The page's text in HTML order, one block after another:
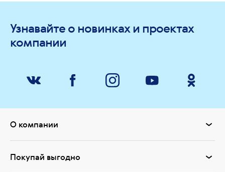
Узнавайте о новинках и проектах
компании
О компании
Покупай выгодно